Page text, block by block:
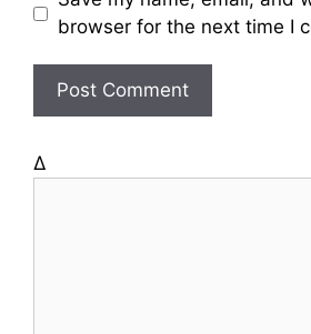
s
browser for the next time I
Δ